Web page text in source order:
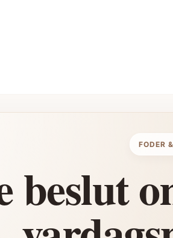
FODER
beslut